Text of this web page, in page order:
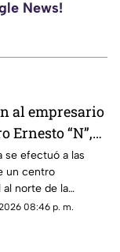
News!
al empresario
Ernesto “N”,
Güino”, tras
de
en Torreón
se efectuó a las
un centro
norte de la
asegurado
08:46 p. m.